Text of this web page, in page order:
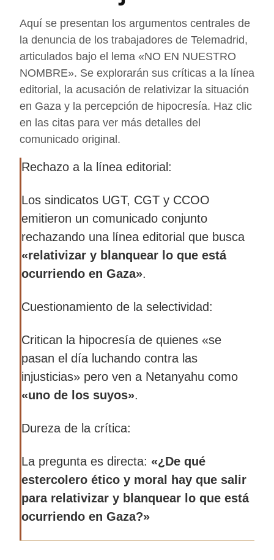
Aquí se presentan los argumentos centrales de
la denuncia de los trabajadores de Telemadrid,
articulados bajo el lema «NO EN NUESTRO
NOMBRE». Se explorarán sus críticas a la línea
editorial, la acusación de relativizar la situación
en Gaza y la percepción de hipocresía. Haz clic
en las citas para ver más detalles del
comunicado original.
Rechazo a la línea editorial:
Los sindicatos UGT, CGT y CCOO
emitieron un comunicado conjunto
rechazando una línea editorial que busca
«relativizar y blanquear lo que está
ocurriendo en Gaza».
El comunicado original expresa una
a la manera en que se está informando
sobre el conflicto, considerándola una
manipulación deliberada.
Cuestionamiento de la selectividad:
Critican la hipocresía de quienes «se
pasan el día luchando contra las
injusticias» pero ven a Netanyahu como
«uno de los suyos».
Los trabajadores denuncian una doble
condenan y cuáles se ignoran o
minimizan, dependiendo de afinidades
políticas o ideológicas.
Dureza de la crítica:
La pregunta es directa: «¿De qué
estercolero ético y moral hay que salir
para relativizar y blanquear lo que está
ocurriendo en Gaza?»